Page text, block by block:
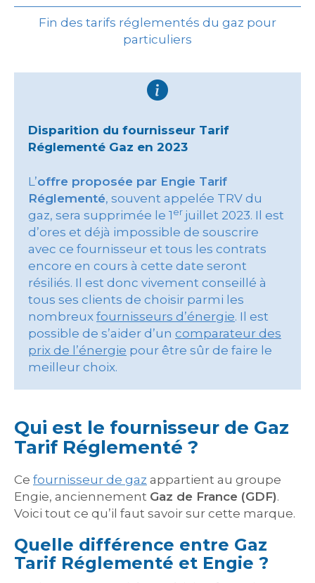
Fin des tarifs réglementés du gaz pour
particuliers
Disparition du fournisseur Tarif
Réglementé Gaz en 2023
L’offre proposée par Engie Tarif
Réglementé, souvent appelée TRV du
gaz, sera supprimée le 1 er juillet 2023. Il est
d’ores et déjà impossible de souscrire
avec ce fournisseur et tous les contrats
encore en cours à cette date seront
résiliés. Il est donc vivement conseillé à
tous ses clients de choisir parmi les
nombreux fournisseurs d’énergie. Il est
possible de s’aider d’un comparateur des
prix de l’énergie pour être sûr de faire le
meilleur choix.
Qui est le fournisseur de Gaz
Tarif Réglementé ?
Ce fournisseur de gaz appartient au groupe
Engie, anciennement Gaz de France (GDF).
Voici tout ce qu’il faut savoir sur cette marque.
Quelle différence entre Gaz
Tarif Réglementé et Engie ?